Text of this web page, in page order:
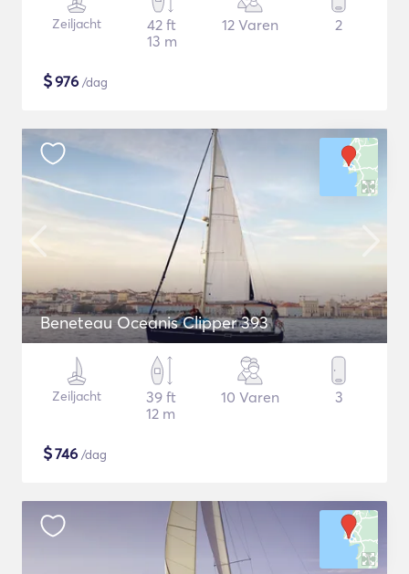
Zeiljacht
42 ft
13 m
12 Varen 2
$976 /dag
Beneteau Oceanis Clipper 393
Zeiljacht
39 ft
12 m
10 Varen 3
$746 /dag